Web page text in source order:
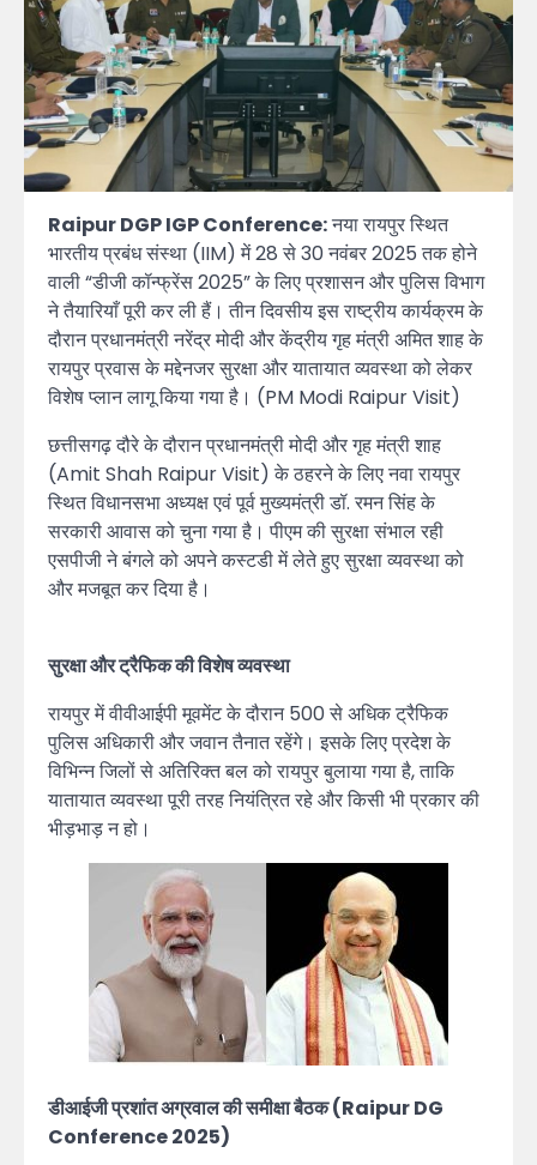
Raipur DGP IGP Conference:नया रायपुर स्थित
भारतीय प्रबंध संस्था (IIM) में 28 से 30 नवंबर 2025 तक होने
वाली “डीजी कॉन्फ्रेंस 2025” के लिए प्रशासन और पुलिस विभाग
ने तैयारियाँ पूरी कर ली हैं। तीन दिवसीय इस राष्ट्रीय कार्यक्रम के
दौरान प्रधानमंत्री नरेंद्र मोदी और केंद्रीय गृह मंत्री अमित शाह के
रायपुर प्रवास के मद्देनजर सुरक्षा और यातायात व्यवस्था को लेकर
विशेष प्लान लागू किया गया है। (PM Modi Raipur Visit)
छत्तीसगढ़ दौरे के दौरान प्रधानमंत्री मोदी और गृह मंत्री शाह
(Amit Shah Raipur Visit) के ठहरने के लिए नवा रायपुर
स्थित विधानसभा अध्यक्ष एवं पूर्व मुख्यमंत्री डॉ. रमन सिंह के
सरकारी आवास को चुना गया है। पीएम की सुरक्षा संभाल रही
एसपीजी ने बंगले को अपने कस्टडी में लेते हुए सुरक्षा व्यवस्था को
और मजबूत कर दिया है।
सुरक्षा और ट्रैफिक की विशेष व्यवस्था
रायपुर में वीवीआईपी मूवमेंट के दौरान 500 से अधिक ट्रैफिक
पुलिस अधिकारी और जवान तैनात रहेंगे। इसके लिए प्रदेश के
विभिन्न जिलों से अतिरिक्त बल को रायपुर बुलाया गया है, ताकि
यातायात व्यवस्था पूरी तरह नियंत्रित रहे और किसी भी प्रकार की
भीड़भाड़ न हो।
डीआईजी प्रशांत अग्रवाल की समीक्षा बैठक (Raipur DG
Conference 2025)